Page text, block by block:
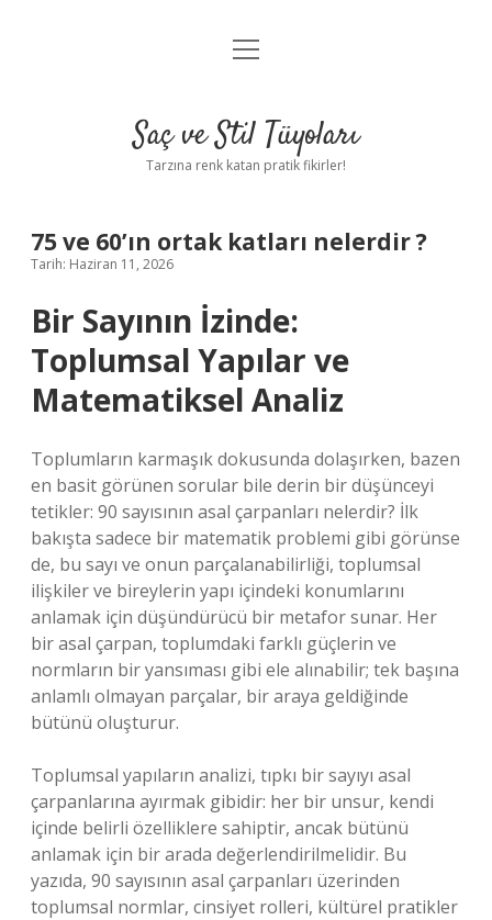
Anasayfa
Yasal Uyarı
menüyü
Saç ve Stil Tüyoları
Tarzına renk katan pratik fikirler!
75 ve 60’ın ortak katları nelerdir ?
Tarih: Haziran 11, 2026
Bir Sayının İzinde:
Toplumsal Yapılar ve
Matematiksel Analiz
Toplumların karmaşık dokusunda dolaşırken, bazen
en basit görünen sorular bile derin bir düşünceyi
tetikler: 90 sayısının asal çarpanları nelerdir? İlk
bakışta sadece bir matematik problemi gibi görünse
de, bu sayı ve onun parçalanabilirliği, toplumsal
ilişkiler ve bireylerin yapı içindeki konumlarını
anlamak için düşündürücü bir metafor sunar. Her
bir asal çarpan, toplumdaki farklı güçlerin ve
normların bir yansıması gibi ele alınabilir; tek başına
anlamlı olmayan parçalar, bir araya geldiğinde
bütünü oluşturur.
Toplumsal yapıların analizi, tıpkı bir sayıyı asal
çarpanlarına ayırmak gibidir: her bir unsur, kendi
içinde belirli özelliklere sahiptir, ancak bütünü
anlamak için bir arada değerlendirilmelidir. Bu
yazıda, 90 sayısının asal çarpanları üzerinden
toplumsal normlar, cinsiyet rolleri, kültürel pratikler